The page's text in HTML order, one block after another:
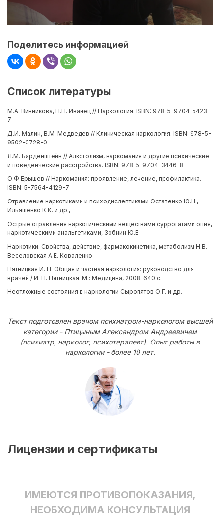
Поделитесь информацией
Список литературы
М.А. Винникова, Н.Н. Иванец // Наркология. ISBN: 978-5-9704-5423-
7
Д.И. Малин, В.М. Медведев // Клиническая наркология. ISBN: 978-5-
9502-0728-0
Л.М. Барденштейн // Алкоголизм, наркомания и другие психические
и поведенческие расстройства. ISBN: 978-5-9704-3446-8
О.Ф Ерышев // Наркомания: проявление, лечение, профилактика.
ISBN: 5-7564-4129-7
Отравление наркотиками и психодислептиками Остапенко Ю.Н.,
Ильяшенко К.К. и др.,
Острые отравления наркотическими веществами суррогатами опия,
наркотическими анальгетиками, Зобнин Ю.В
Наркотики. Свойства, действие, фармакокинетика, метаболизм Н.В.
Веселовская А.Е. Коваленко
Пятницкая И. Н. Общая и частная наркология: руководство для
врачей / И. Н. Пятницкая. М.: Медицина, 2008. 640 с.
Неотложные состояния в наркологии Сыропятов О.Г. и др.
Текст подготовлен врачом психиатром-наркологом высшей
категории - Птицыным Александром Андреевичем
(психиатр, нарколог, психотерапевт). Опыт работы в
наркологии - более 10 лет.
Лицензии и сертификаты
ИМЕЮТСЯ ПРОТИВОПОКАЗАНИЯ,
НЕОБХОДИМА КОНСУЛЬТАЦИЯ